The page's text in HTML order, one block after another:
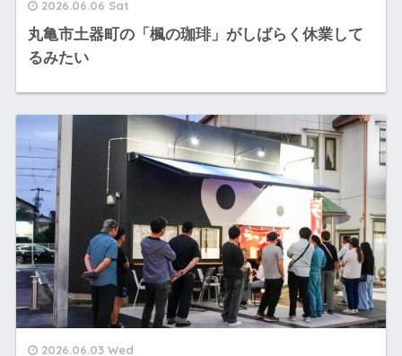
2026.06.06 Sat
丸亀市土器町の「楓の珈琲」がしばらく休業して
るみたい
2026.06.03 Wed